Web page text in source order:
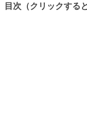
目次（クリックする